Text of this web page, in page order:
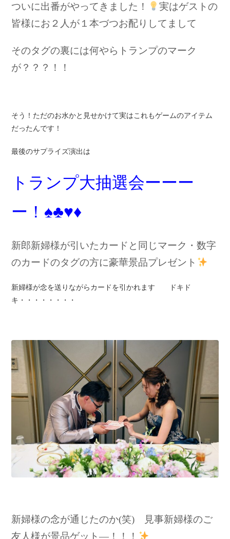
ついに出番がやってきました！
実はゲストの
皆様にお２人が１本づつお配りしてまして
そのタグの裏には何やら トランプのマーク
が？？？！！
そう！ただのお水かと見せかけて実はこれもゲームのアイテム
だったんです！
最後のサプライズ演出は
トランプ大抽選会ーーー
ー！♠♣♥♦
新郎新婦様が引いたカードと同じマーク・数字
のカードのタグの方に豪華景品プレゼント
新婦様が念を送りながらカードを引かれます ドキド
キ・・・・・・・・
新婦様の念が通じたのか(笑) 見事新婦様のご
友人様が景品ゲット―！！！